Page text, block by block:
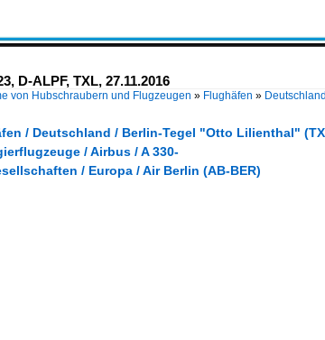
D-ALPF, TXL, 27.11.2016
von Hubschraubern und Flugzeugen » Flughäfen » Deutschland
/ Deutschland / Berlin-Tegel "Otto Lilienthal"
/ Airbus / A 330-
/ Europa / Air Berlin (AB-BER)